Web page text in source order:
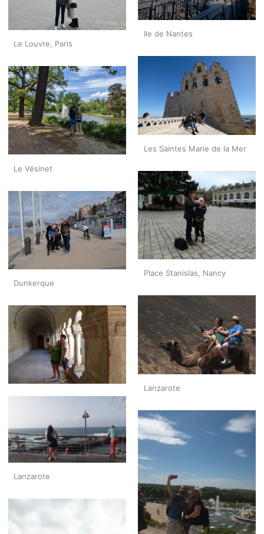
Le Louvre, Paris
Ile de Nantes
Les Saintes Marie de la Mer
Le Vésinet
Place Stanislas, Nancy
Dunkerque
Lanzarote
Lanzarote